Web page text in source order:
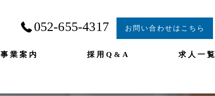
052-655-4317 お問い合わせはこちら
事業案内 採用Q&A 求人一覧